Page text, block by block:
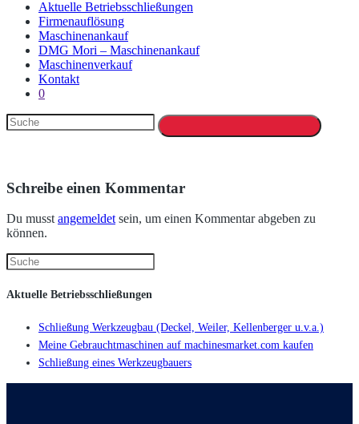
Aktuelle Betriebsschließungen
Firmenauflösung
Maschinenankauf
DMG Mori – Maschinenankauf
Maschinenverkauf
Kontakt
0
Schreibe einen Kommentar
Du musstangemeldetsein, um einen Kommentar abgeben zu
können.
Aktuelle Betriebsschließungen
Schließung Werkzeugbau (Deckel, Weiler, Kellenberger u.v.a.)
Meine Gebrauchtmaschinen auf machinesmarket.com kaufen
Schließung eines Werkzeugbauers